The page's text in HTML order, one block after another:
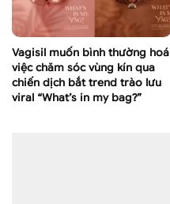
Vagisil muốn bình thường hoá
việc chăm sóc vùng kín qua
chiến dịch bắt trend trào lưu
viral “What’s in my bag?”